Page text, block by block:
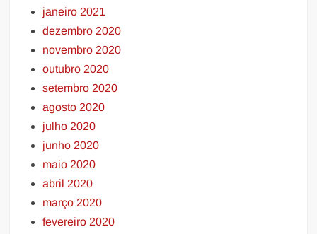
janeiro 2021
dezembro 2020
novembro 2020
outubro 2020
setembro 2020
agosto 2020
julho 2020
junho 2020
maio 2020
abril 2020
março 2020
fevereiro 2020